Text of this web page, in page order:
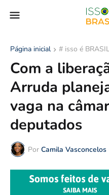
Página inicial # isso é
Com a
Arruda
vaga na
deputados
Por Camila Vasconcelos